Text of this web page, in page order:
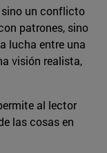
sino un conflicto
patrones, sino
lucha entre una
visión realista,
al lector
las cosas en